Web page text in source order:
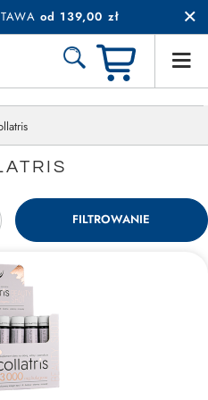
od 139,00 zł
FILTROWANIE